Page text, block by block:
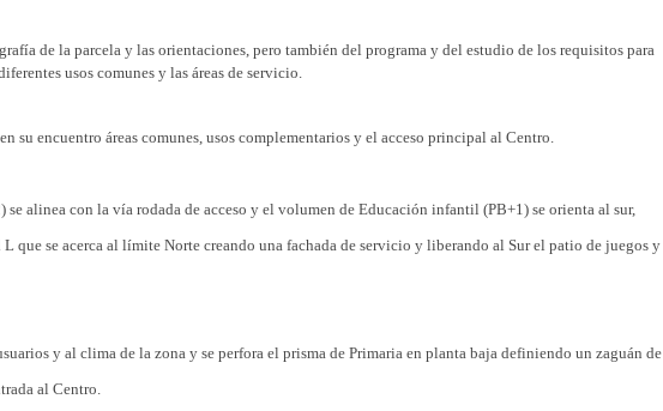
de la parcela y las orientaciones, pero también del programa y del estudio de los requisitos para
usos comunes y las áreas de servicio.
su encuentro áreas comunes, usos complementarios y el acceso principal al Centro.
alinea con la vía rodada de acceso y el volumen de Educación infantil (PB+1) se orienta al sur,
que se acerca al límite Norte creando una fachada de servicio y liberando al Sur el patio de juegos y
y al clima de la zona y se perfora el prisma de Primaria en planta baja definiendo un zaguán de
al Centro.